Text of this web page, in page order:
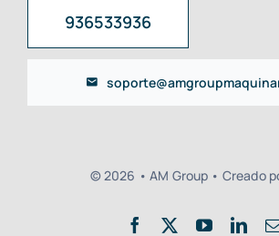
936533936
© 2026 • AM Group • Creado